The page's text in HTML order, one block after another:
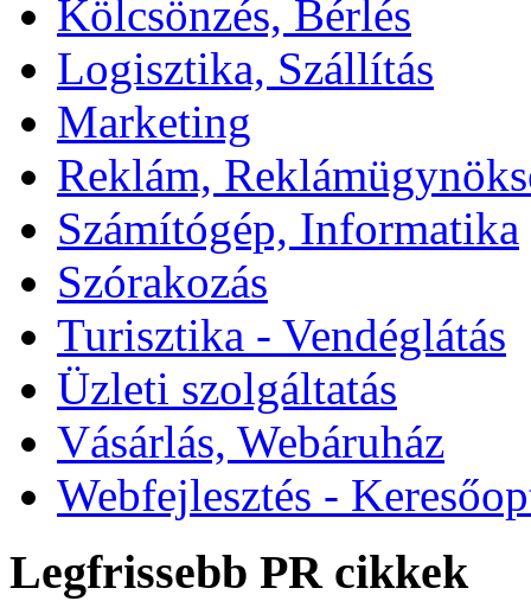
Kölcsönzés, Bérlés
Logisztika, Szállítás
Marketing
Reklám,
Számítógép, Informatika
Szórakozás
Turisztika - Vendéglátás
Üzleti szolgáltatás
Vásárlás, Webáruház
Webfejlesztés -
Legfrissebb PR cikkek